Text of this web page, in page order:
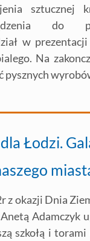
sztucznej
do
w
Na
pysznych
Łodzi.
z okazji Dnia
Adamczyk
szkołą i